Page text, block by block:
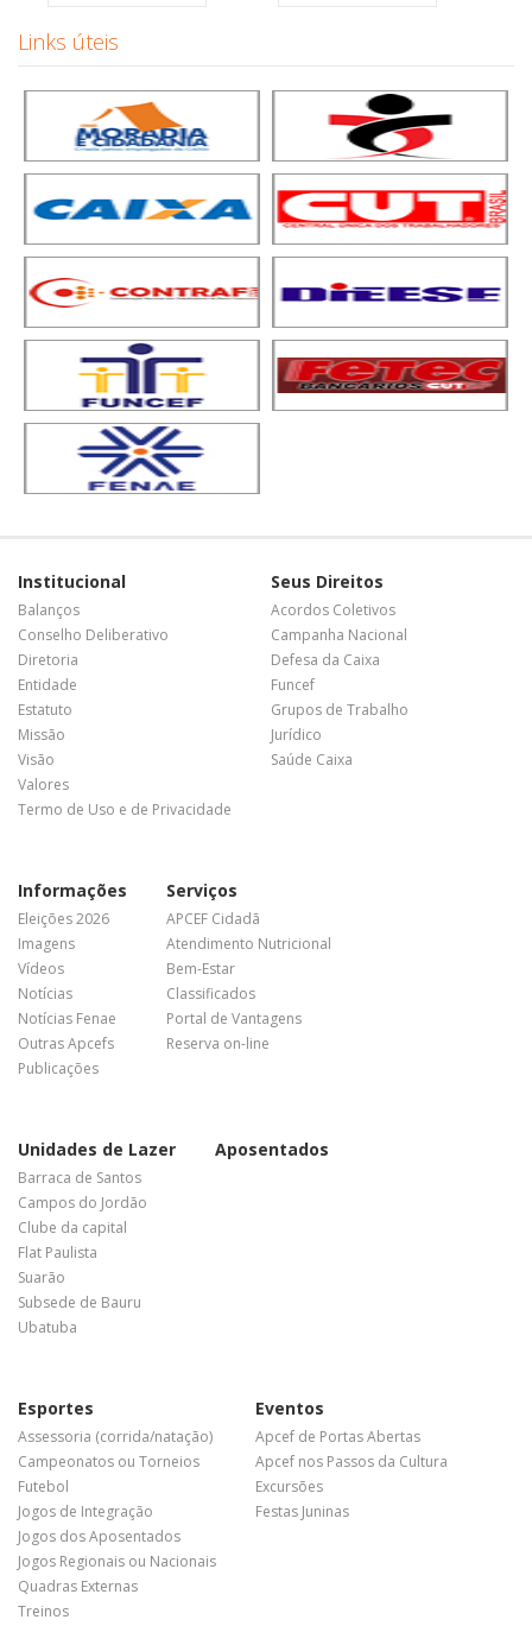
Links úteis
Institucional
Balanços
Conselho Deliberativo
Diretoria
Entidade
Estatuto
Missão
Visão
Valores
Termo de Uso e de Privacidade
Seus Direitos
Acordos Coletivos
Campanha Nacional
Defesa da Caixa
Funcef
Grupos de Trabalho
Jurídico
Saúde Caixa
Informações
Eleições 2026
Imagens
Vídeos
Notícias
Notícias Fenae
Outras Apcefs
Publicações
Serviços
APCEF Cidadã
Atendimento Nutricional
Bem-Estar
Classificados
Portal de Vantagens
Reserva on-line
Unidades de Lazer
Barraca de Santos
Campos do Jordão
Clube da capital
Flat Paulista
Suarão
Subsede de Bauru
Ubatuba
Aposentados
Esportes
Assessoria (corrida/natação)
Campeonatos ou Torneios
Futebol
Jogos de Integração
Jogos dos Aposentados
Jogos Regionais ou Nacionais
Quadras Externas
Treinos
Eventos
Apcef de Portas Abertas
Apcef nos Passos da Cultura
Excursões
Festas Juninas